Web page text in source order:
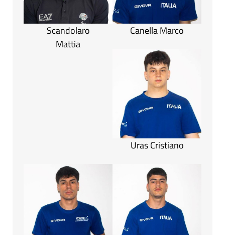
Scandolaro
Mattia
Canella Marco
Uras Cristiano